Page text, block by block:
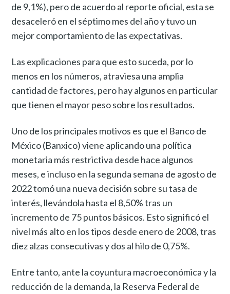
de 9,1%), pero de acuerdo al reporte oficial, esta se
desaceleró en el séptimo mes del año y tuvo un
mejor comportamiento de las expectativas.
Las explicaciones para que esto suceda, por lo
menos en los números, atraviesa una amplia
cantidad de factores, pero hay algunos en particular
que tienen el mayor peso sobre los resultados.
Uno de los principales motivos es que el Banco de
México (Banxico) viene aplicando una política
monetaria más restrictiva desde hace algunos
meses, e incluso en la segunda semana de agosto de
2022 tomó una nueva decisión sobre su tasa de
interés, llevándola hasta el 8,50% tras un
incremento de 75 puntos básicos. Esto significó el
nivel más alto en los tipos desde enero de 2008, tras
diez alzas consecutivas y dos al hilo de 0,75%.
Entre tanto, ante la coyuntura macroeconómica y la
reducción de la demanda, la Reserva Federal de